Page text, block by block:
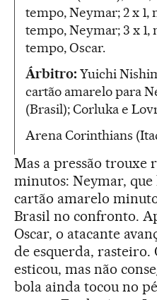
tempo, Neymar; 2 x 1,
tempo, Neymar; 3 x 1,
tempo, Oscar.
Árbitro: Yuichi
cartão amarelo para
(Brasil); Corluka e
Arena Corinthians
Mas a pressão trouxe
minutos: Neymar,
cartão amarelo
Brasil no confronto.
Oscar, o atacante
de esquerda, rasteiro.
esticou, mas não
bola ainda tocou no